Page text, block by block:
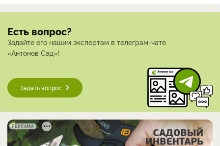
Есть вопрос?
Задайте его нашим экспертам в телеграм-чате
«Антонов Сад»!
Задать вопрос
РЕКЛАМА